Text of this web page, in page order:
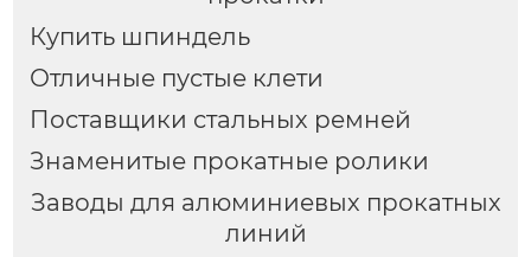
Купить шпиндель
Отличные пустые клети
Поставщики стальных ремней
Знаменитые прокатные ролики
Заводы для алюминиевых прокатных
линий